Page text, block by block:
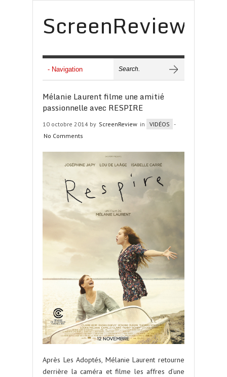
ScreenReview
Mélanie Laurent filme une amitié
passionnelle avec RESPIRE
10 octobre 2014 by ScreenReview in VIDÉOS -
No Comments
Après Les Adoptés, Mélanie Laurent retourne
derrière la caméra et filme les affres d’une